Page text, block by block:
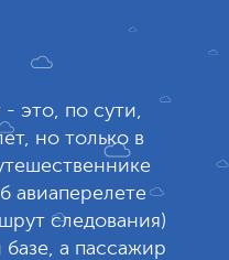
это, по сути,
но только в
авиаперелете
следования)
а пассажир